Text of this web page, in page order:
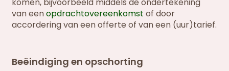
van eenopdrachtovereenkomst of door
accordering van een offerte of van een (uur)tarief.
Beëindiging en opschorting